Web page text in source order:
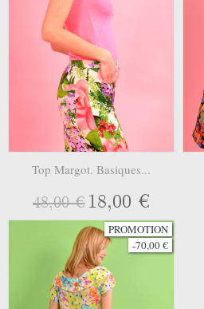
Top Margot. Basiques...
48,00 € 18,00 €
PROMOTION
-70,00 €